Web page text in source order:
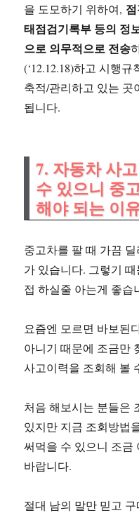
을 도모하기 위하여,
태점검기록부 등의 정
으로 의무적으로 전송
(‘12.12.18)하고 시행
축적/관리하고 있는 곳
됩니다.
7. 자동차 사
수 있으니 중
해야 되는 이
중고차를 팔 때 가끔
가 있습니다. 그렇기
접 하실줄 아는게 좋습
요즘엔 모르면 바보된
아니기 때문에 조금만
사고이력을 조회해 볼
처음 해보시는 분들은
있지만 지금 조회방법
써먹을 수 있으니 조금
바랍니다.
절대 남의 말만 믿고